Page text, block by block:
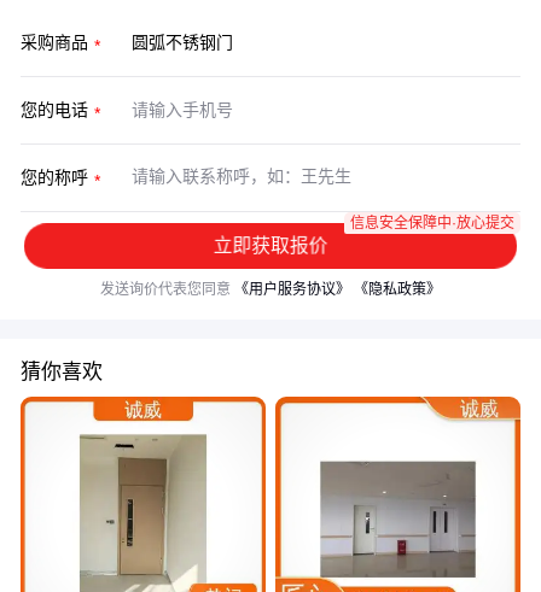
采购商品
您的电话
您的称呼
立即获取报价
信息安全保障中·放心提交
发送询价代表您同意 《用户服务协议》 《隐私政策》
猜你喜欢